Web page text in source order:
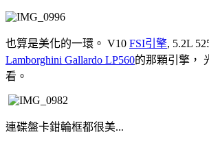
也算是美化的一環。 V10 FSI引擎, 5.2L
Lamborghini Gallardo LP560的那顆引擎，
看。
連碟盤卡鉗輪框都很美...